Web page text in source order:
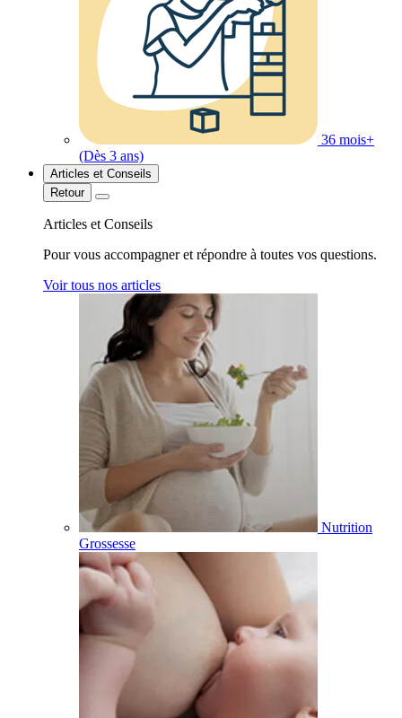
36 mois+
(Dès 3 ans)
Articles et Conseils
Retour
Articles et Conseils
Pour vous accompagner et répondre à toutes vos questions.
Voir tous nos articles
Nutrition
Grossesse